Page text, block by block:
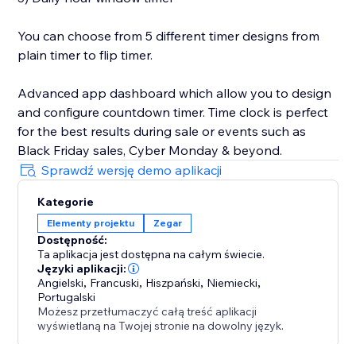
You can choose from 5 different timer designs from
plain timer to flip timer.
Advanced app dashboard which allow you to design
and configure countdown timer. Time clock is perfect
for the best results during sale or events such as
Black Friday sales, Cyber Monday & beyond.
Sprawdź wersję demo aplikacji
Kategorie
Elementy projektu Zegar
Dostępność:
Ta aplikacja jest dostępna na całym świecie.
Języki aplikacji:
Angielski, Francuski, Hiszpański, Niemiecki,
Portugalski
Możesz przetłumaczyć całą treść aplikacji
wyświetlaną na Twojej stronie na dowolny język.